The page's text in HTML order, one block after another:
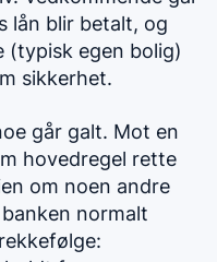
lån blir betalt, og
(typisk egen bolig)
sikkerhet.
går galt. Mot en
hovedregel rette
om noen andre
normalt